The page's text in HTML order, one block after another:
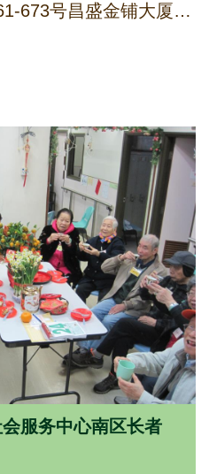
九龙红磡机利士北路661-673号昌盛金铺大厦阁楼
服务中心南区长者